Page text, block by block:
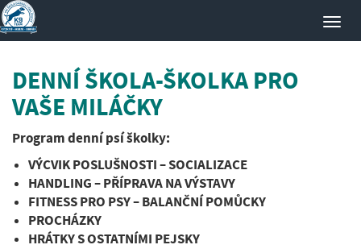
DENNÍ ŠKOLA-ŠKOLKA PRO
VAŠE MILÁČKY
Program denní psí školky:
VÝCVIK POSLUŠNOSTI – SOCIALIZACE
HANDLING – PŘÍPRAVA NA VÝSTAVY
FITNESS PRO PSY – BALANČNÍ POMŮCKY
PROCHÁZKY
HRÁTKY S OSTATNÍMI PEJSKY